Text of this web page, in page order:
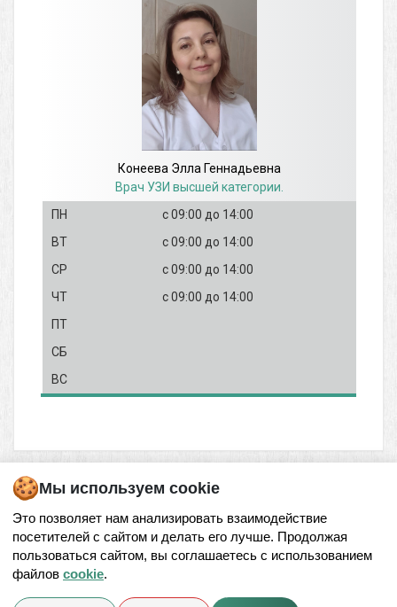
Конеева Элла Геннадьевна
Врач УЗИ высшей категории.
с 09:00 до 14:00
с 09:00 до 14:00
с 09:00 до 14:00
с 09:00 до 14:00
© 2026,МЕДИЦИНСКИЙ ЦЕНТР ООО «ИВАМЕД» В РОСТОВЕ-НА-ДОНУ
Мы используем cookie
Это позволяет нам анализировать взаимодействие
посетителей с сайтом и делать его лучше. Продолжая
пользоваться сайтом, вы соглашаетесь с использованием
файлов cookie.